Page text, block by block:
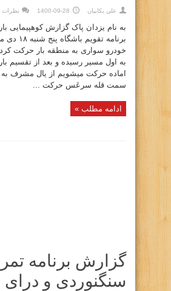
علي بكاييان 1400-09-28 نظرات
به نام یزدان پاک گزارش کوهپیمایی
برنامه
به اول مسیر رسیده و بعد از تقسیم
اماده حرکت میشویم از یال مشرف به
سمت قله سرعَس حرکت ...
ادامه مطلب »
گزارش برنامه
سنگنوردی و درای